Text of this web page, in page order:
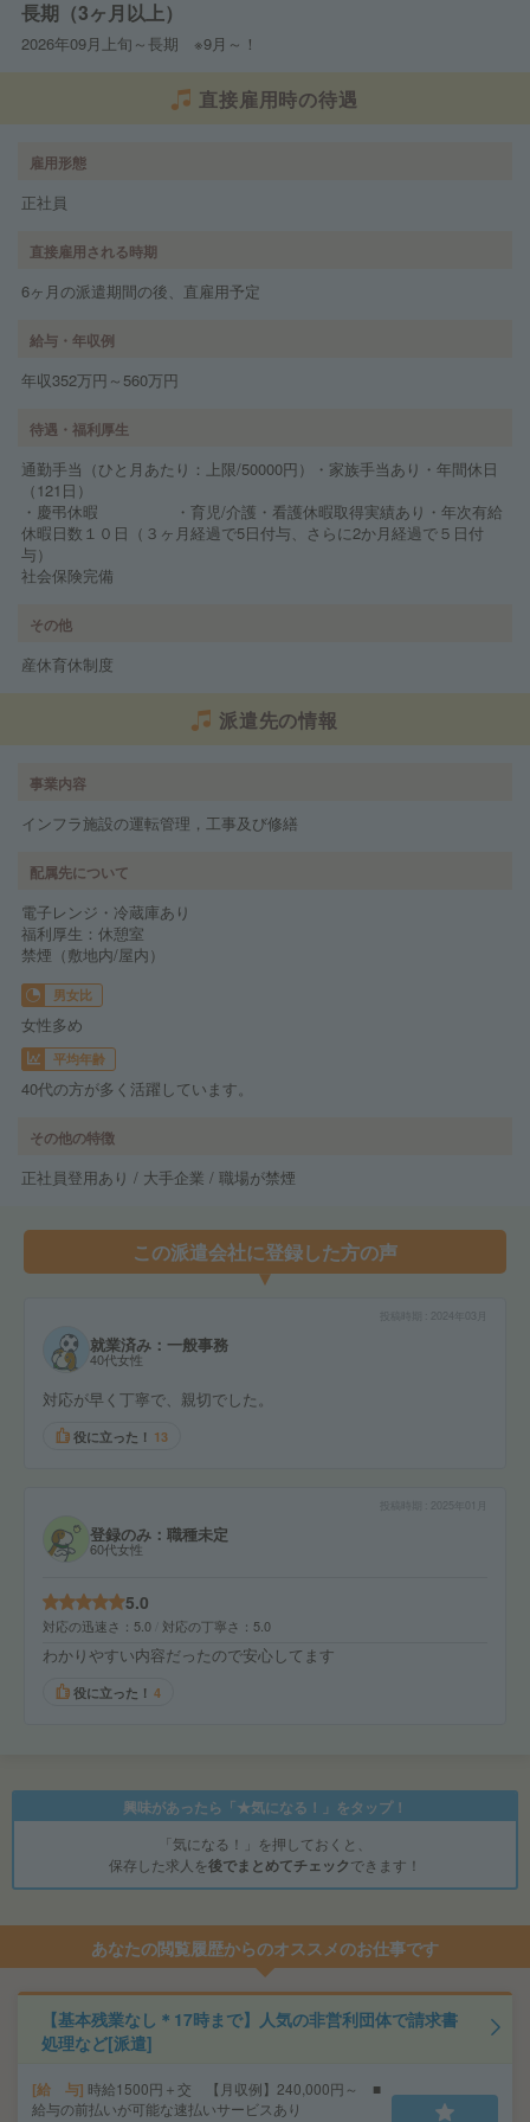
長期（3ヶ月以上）
2026年09月上旬～長期 ※9月～！
直接雇用時の待遇
雇用形態
正社員
直接雇用される時期
6ヶ月の派遣期間の後、直雇用予定
給与・年収例
年収352万円～560万円
待遇・福利厚生
通勤手当（ひと月あたり：上限/50000円）・家族手当あり・年間休日
（121日）
・慶弔休暇 ・育児/介護・看護休暇取得実績あり・年次有給
休暇日数１０日（３ヶ月経過で5日付与、さらに2か月経過で５日付
与）
社会保険完備
その他
産休育休制度
派遣先の情報
事業内容
インフラ施設の運転管理，工事及び修繕
配属先について
電子レンジ・冷蔵庫あり
福利厚生：休憩室
禁煙（敷地内/屋内）
男女比
女性多め
平均年齢
40代の方が多く活躍しています。
その他の特徴
正社員登用あり / 大手企業 / 職場が禁煙
この派遣会社に登録した方の声
2024年03月
就業済み：一般事務
40代女性
対応が早く丁寧で、親切でした。
役に立った！ 13
2025年01月
登録のみ：職種未定
60代女性
5.0
対応の迅速さ 5.0 対応の丁寧さ 5.0
わかりやすい内容だったので安心してます
役に立った！ 4
興味があったら「★気になる！」をタップ！
「気になる！」を押しておくと、
保存した求人を後でまとめてチェックできます！
あなたの閲覧履歴からのオススメのお仕事です
【基本残業なし＊17時まで】人気の非営利団体で請求書
処理など[派遣]
給 与 時給1500円＋交 【月収例】240,000円～ ■
給与の前払いが可能な速払いサービスあり